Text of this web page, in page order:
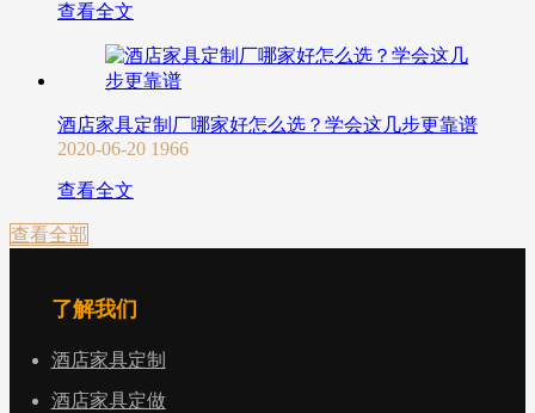
查看全文
酒店家具定制厂哪家好怎么选？学会这几步更靠谱
2020-06-20 1966
查看全文
查看全部
了解我们
酒店家具定制
酒店家具定做